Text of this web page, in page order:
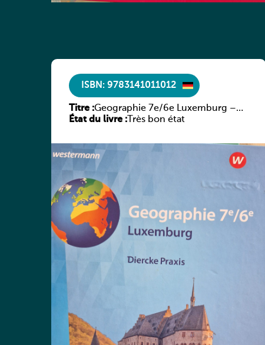
ISBN: 9783141011012
Titre :Geographie 7e/6e Luxemburg –
Diercke Praxis
État du livre : Très bon état